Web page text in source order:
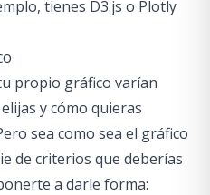
tienes D3.js o Plotly
propio gráfico varían
y cómo quieras
sea como sea el gráfico
de criterios que deberías
a darle forma: